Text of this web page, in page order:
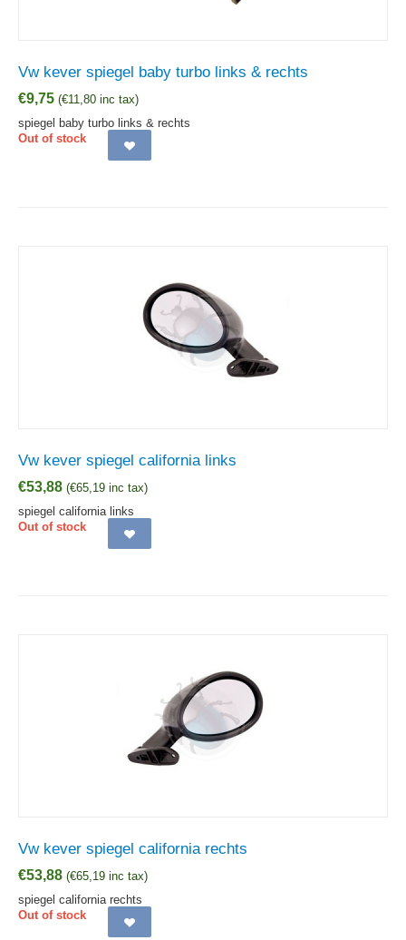
Vw kever spiegel baby turbo links & rechts
€9,75 (€11,80 inc tax)
spiegel baby turbo links & rechts
Out of stock
Vw kever spiegel california links
€53,88 (€65,19 inc tax)
spiegel california links
Out of stock
Vw kever spiegel california rechts
€53,88 (€65,19 inc tax)
spiegel california rechts
Out of stock